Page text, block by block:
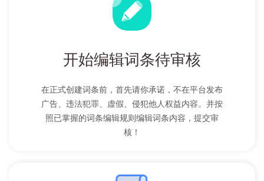
开始编辑词条待审核
在正式创建词条前，首先请你承诺，不在平台发布
广告、违法犯罪、虚假、侵犯他人权益内容。并按
照已掌握的词条编辑规则编辑词条内容，提交审
核！